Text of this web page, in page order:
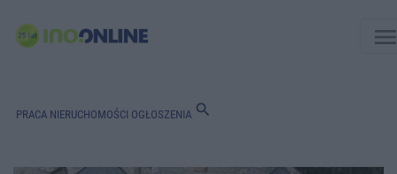
PRACA NIERUCHOMOŚCI OGŁOSZENIA search